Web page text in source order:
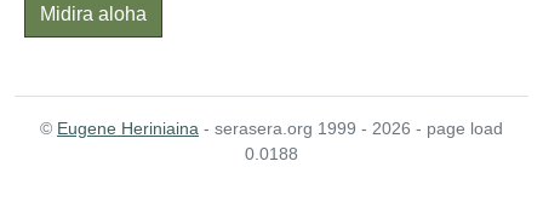
Midira aloha
© Eugene Heriniaina - serasera.org 1999 - 2026 - page load
0.0188